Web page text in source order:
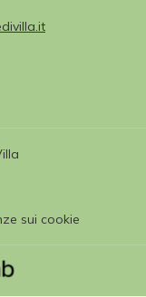
sui cookie